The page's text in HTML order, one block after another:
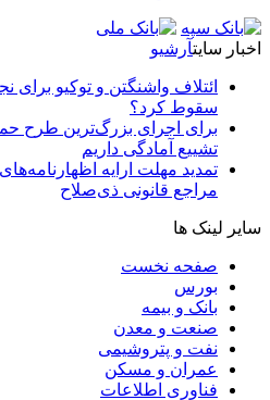
اخبار سایتآرشیو
ائتلاف واشنگتن و توکیو برای
سقوط کرد؟
برای اجرای بزرگ‌ترین طرح
تشییع آمادگی داریم
تمدید مهلت ارایه
مراجع قانونی ذی‌‏صلاح
سایر لینک ها
صفحه نخست
بورس
بانک و بیمه
صنعت و معدن
نفت و پتروشیمی
عمران و مسکن
فناوری اطلاعات